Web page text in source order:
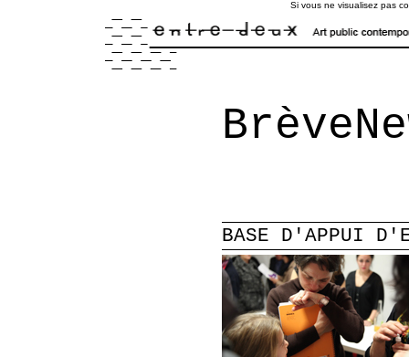
Si vous ne visualisez pas
BASE D'APPUI